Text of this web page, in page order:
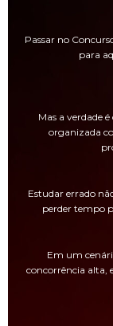
Passar no
para
Mas a verdade
organizada
Estudar errado
perder tempo
Em um
concorrência alta,